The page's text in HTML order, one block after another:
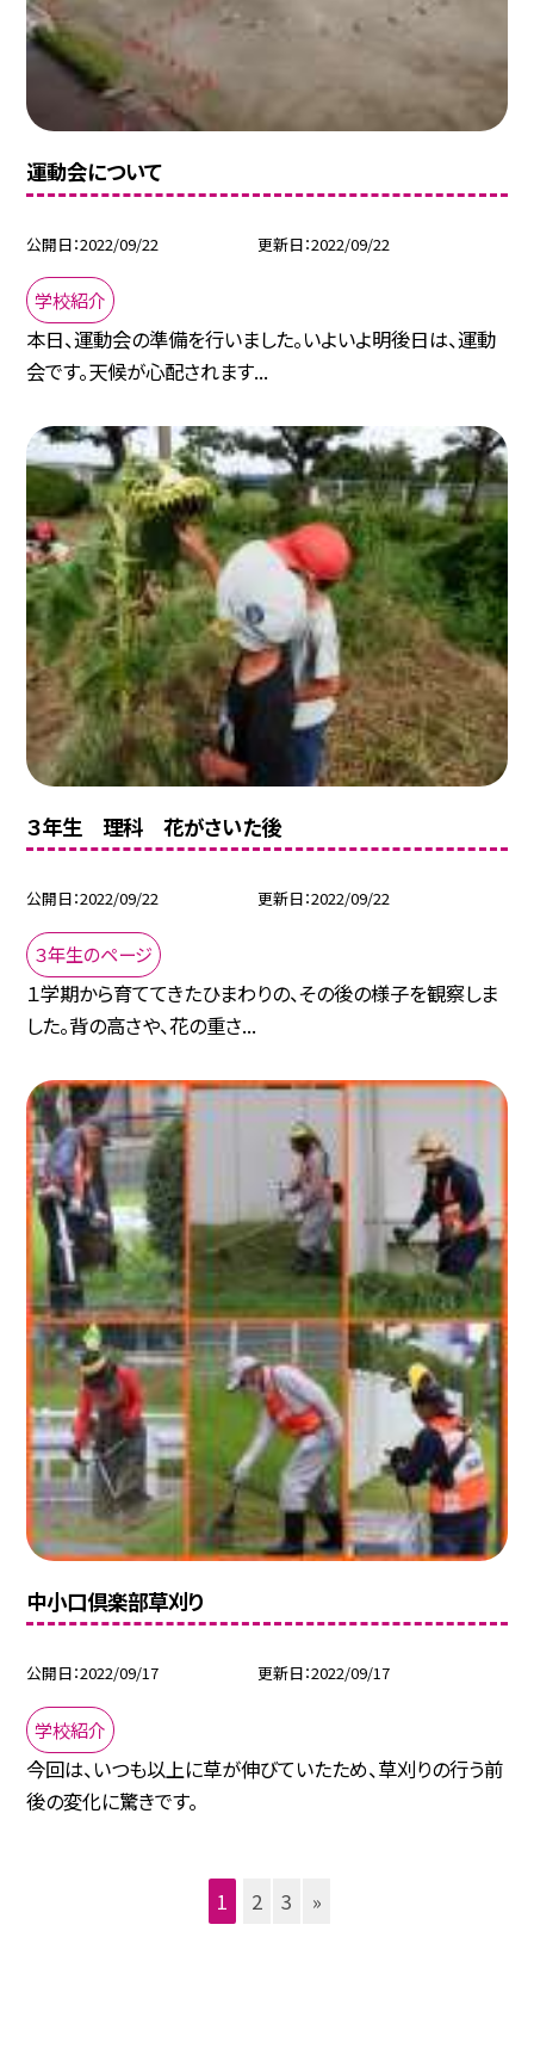
運動会について
公開日 2022/09/22 更新日 2022/09/22
学校紹介
本日、運動会の準備を行いました。いよいよ明後日は、運動
会です。天候が心配されます...
３年生 理科 花がさいた後
公開日 2022/09/22 更新日 2022/09/22
３年生のページ
１学期から育ててきたひまわりの、その後の様子を観察しま
した。背の高さや、花の重さ...
中小口倶楽部草刈り
公開日 2022/09/17 更新日 2022/09/17
学校紹介
今回は、いつも以上に草が伸びていたため、草刈りの行う前
後の変化に驚きです。
1 2 3 »